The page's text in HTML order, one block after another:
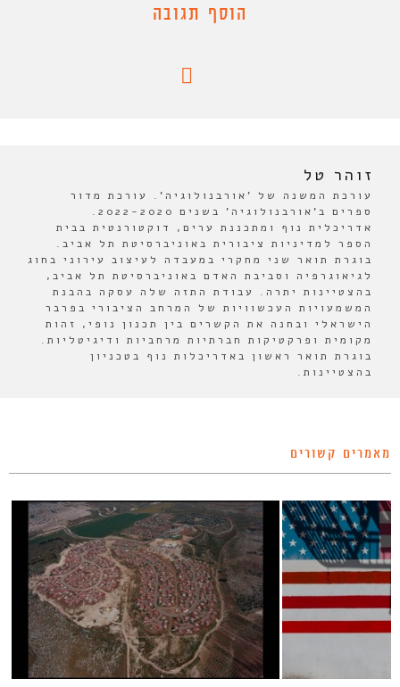
הוסף תגובה
זוהר טל
עורכת המשנה של 'אורבנולוגיה'. עורכת מדור
ספרים ב'אורבנולוגיה' בשנים 2022-2020.
אדריכלית נוף ומתכננת ערים, דוקטורנטית בבית
הספר למדיניות ציבורית באוניברסיטת תל אביב.
בוגרת תואר שני מחקרי במעבדה לעיצוב עירוני בחוג
לגיאוגרפיה וסביבת האדם באוניברסיטת תל אביב,
בהצטיינות יתרה. עבודת התזה שלה עסקה בהבנת
המשמעויות העכשוויות של המרחב הציבורי בפרבר
הישראלי ובחנה את הקשרים בין תכנון נופי, זהות
מקומית ופרקטיקות חברתיות מרחביות ודיגיטליות.
בוגרת תואר ראשון באדריכלות נוף בטכניון
בהצטיינות.
מאמרים קשורים